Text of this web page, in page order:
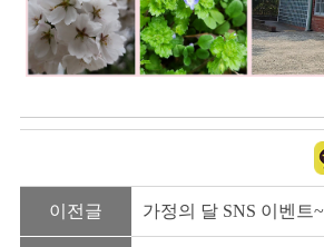
이전글 가정의 달 SNS 이벤트~